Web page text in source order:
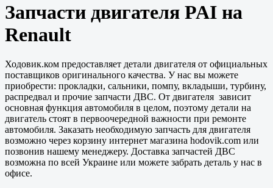
Запчасти двигателя PAI на
Renault
Ходовик.ком предоставляет детали двигателя от официальных
поставщиков оригинального качества. У нас вы можете
приобрести: прокладки, сальники, помпу, вкладыши, турбину,
распредвал и прочие запчасти ДВС. От двигателя зависит
основная функция автомобиля в целом, поэтому детали на
двигатель стоят в первоочередной важности при ремонте
автомобиля. Заказать необходимую запчасть для двигателя
возможно через корзину интернет магазина hodovik.com или
позвонив нашему менеджеру. Доставка запчастей ДВС
возможна по всей Украине или можете забрать деталь у нас в
офисе.